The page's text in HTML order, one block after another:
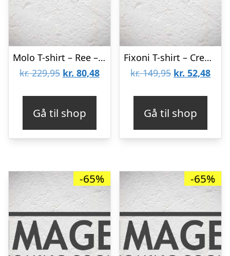
Molo T-shirt – Ree – Pearls
kr.229,95 Den
kr. 229,95.
kr. 80,48Den
kr. 80,48.
Gå til shop
Fixoni T-shirt – Creme m. Print
kr.149,95 Den
kr. 149,95.
kr. 52,48Den
kr.
Gå til shop
-65% -65%